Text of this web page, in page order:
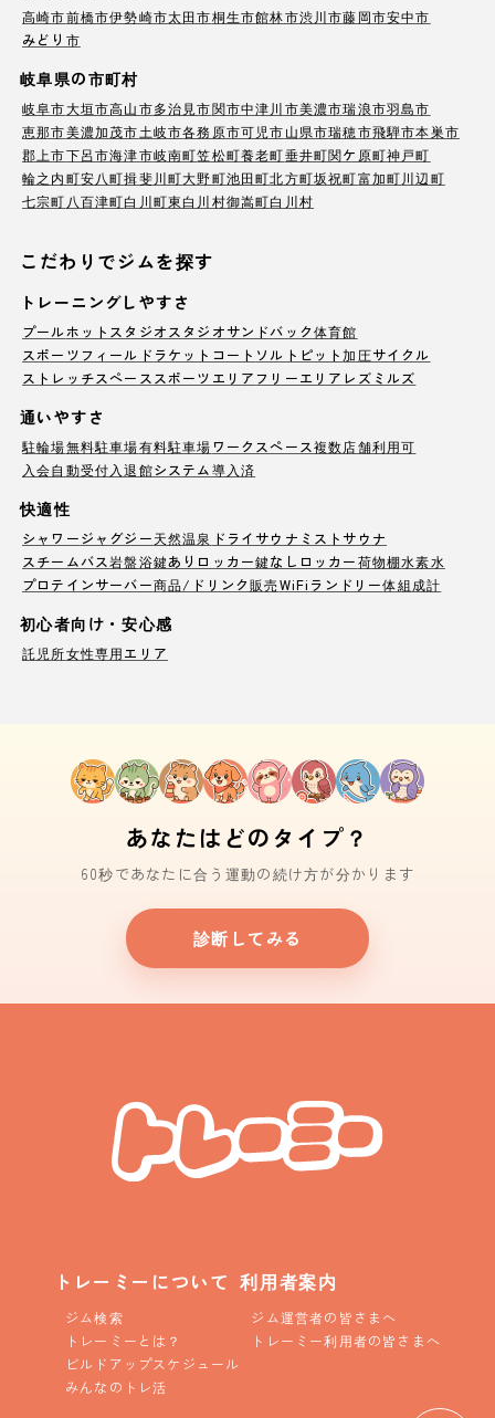
高崎市前橋市伊勢崎市太田市桐生市館林市渋川市藤岡市安中市
みどり市
岐阜県の市町村
岐阜市大垣市高山市多治見市関市中津川市美濃市瑞浪市羽島市
恵那市美濃加茂市土岐市各務原市可児市山県市瑞穂市飛騨市本巣市
郡上市下呂市海津市岐南町笠松町養老町垂井町関ケ原町神戸町
輪之内町安八町揖斐川町大野町池田町北方町坂祝町富加町川辺町
七宗町 八百津町白川町東白川村御嵩町白川村
こだわりでジムを探す
トレーニングしやすさ
プールホットスタジオ スタジオサンドバック体育館
スポーツフィールド ラケットコート ソルトピット加圧サイクル
ストレッチスペース スポーツエリア フリーエリア レズミルズ
通いやすさ
駐輪場無料駐車場有料駐車場ワークスペース複数店舗利用可
入会自動受付 入退館システム導入済
快適性
シャワージャグジー天然温泉 ドライサウナ ミストサウナ
スチームバス岩盤浴鍵ありロッカー鍵なしロッカー荷物棚水素水
プロテインサーバー商品/ドリンク販売WiFi ランドリー体組成計
初心者向け・安心感
託児所女性専用エリア
あなたはどのタイプ？
60秒であなたに合う運動の続け方が分かります
診断してみる
トレーミーについて
ジム検索
トレーミーとは？
ビルドアップスケジュール
みんなのトレ活
利用者案内
ジム運営者の皆さまへ
トレーミー利用者の皆さまへ